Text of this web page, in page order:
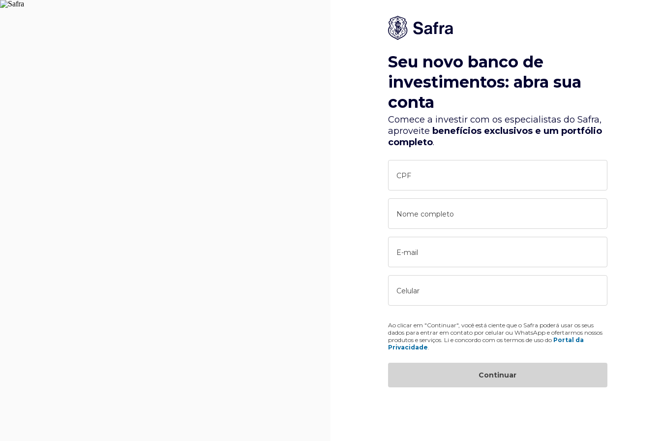
Seu novo banco de
investimentos: abra sua
conta
Comece a investir com os especialistas do Safra,
aproveite benefícios exclusivos e um portfólio
completo.
CPF
Nome completo
E-mail
Celular
Ao clicar em "Continuar", você está ciente que o Safra poderá usar os seus
dados para entrar em contato por celular ou WhatsApp e ofertarmos nossos
produtos e serviços. Li e concordo com os termos de uso do Portal da
Privacidade
Continuar